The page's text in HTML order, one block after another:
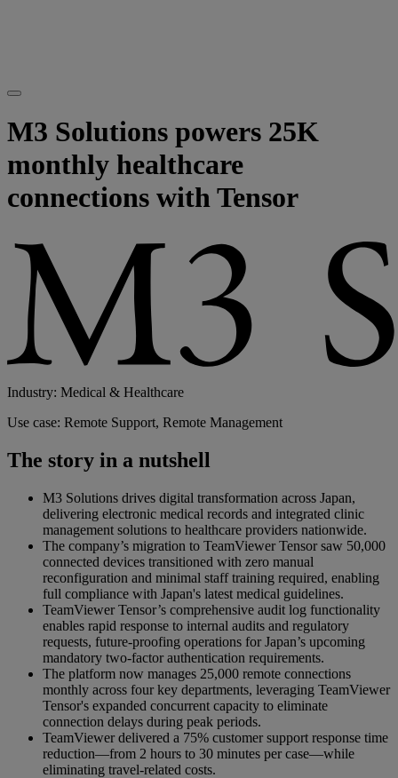
M3 Solutions powers 25K
monthly healthcare
connections with Tensor
Industry: Medical & Healthcare
Use case: Remote Support, Remote Management
The story in a nutshell
M3 Solutions drives digital transformation across Japan,
delivering electronic medical records and integrated clinic
management solutions to healthcare providers nationwide.
The company’s migration to TeamViewer Tensor saw 50,000
connected devices transitioned with zero manual
reconfiguration and minimal staff training required, enabling
full compliance with Japan's latest medical guidelines.
TeamViewer Tensor’s comprehensive audit log functionality
enables rapid response to internal audits and regulatory
requests, future-proofing operations for Japan’s upcoming
mandatory two-factor authentication requirements.
The platform now manages 25,000 remote connections
monthly across four key departments, leveraging TeamViewer
Tensor's expanded concurrent capacity to eliminate
connection delays during peak periods.
TeamViewer delivered a 75% customer support response time
reduction—from 2 hours to 30 minutes per case—while
eliminating travel-related costs.